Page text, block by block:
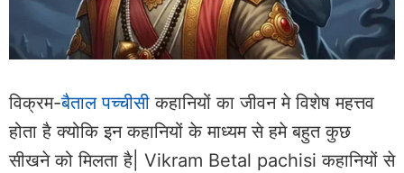
विक्रम-बैताल पच्चीसी कहानियों का जीवन मे विशेष महत्तव
होता है क्योकि इन कहानियों के माध्यम से हमे बहुत कुछ
सीखने को मिलता है| Vikram Betal pachisi कहानियों से